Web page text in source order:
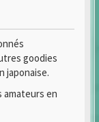
goodies
japonaise.
amateurs en